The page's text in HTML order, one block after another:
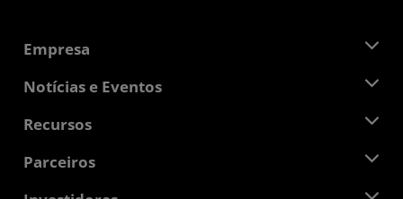
Empresa
Sobre a AMD
Responsibilidade Corporativa
Contato AMD
Notícias e Eventos
Sala de Imprensa
Bibliotecas de Mídias
Recursos
Central do desenvolvedor
Parceiros